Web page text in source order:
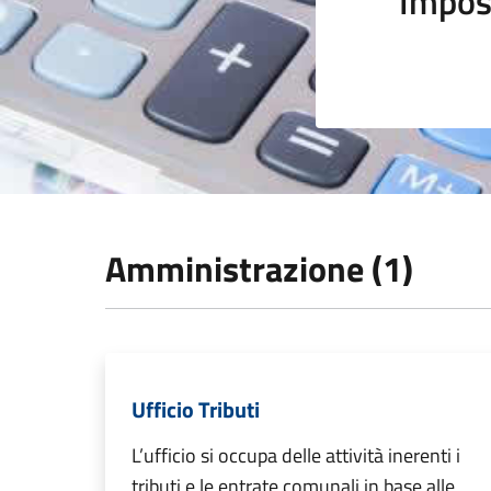
Amministrazione (1)
Ufficio Tributi
L’ufficio si occupa delle attività inerenti i